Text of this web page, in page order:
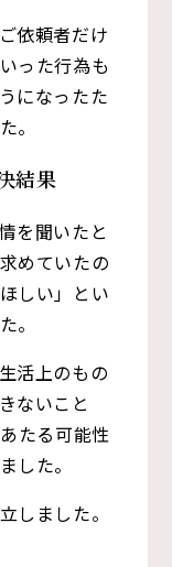
依頼者だけ
った行為も
になったた
。
結果
を聞いたと
めていたの
しい」とい
。
活上のもの
ないこと
たる可能性
した。
しました。